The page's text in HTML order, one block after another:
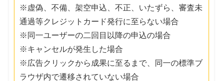
※虚偽、不備、架空申込、不正、いたずら、審査未
通過等クレジットカード発行に至らない場合
※同一ユーザーの二回目以降の申込の場合
※キャンセルが発生した場合
※広告クリックから成果に至るまで、同一の標準ブ
ラウザ内で遷移されていない場合